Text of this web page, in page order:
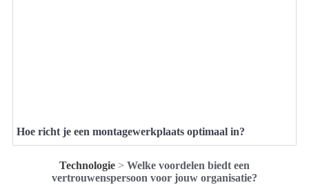
Hoe richt je een montagewerkplaats optimaal in?
Technologie > Welke voordelen biedt een
vertrouwenspersoon voor jouw organisatie?